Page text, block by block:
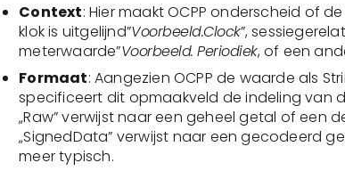
Context: Hier maakt OCPP onderscheid of
klok is uitgelijnd”Voorbeeld.Clock”,
meterwaarde”Voorbeeld. Periodiek, of een
Formaat: Aangezien OCPP de waarde als
specificeert dit opmaakveld de indeling van
„Raw” verwijst naar een geheel getal of een
„SignedData” verwijst naar een gecodeerd
meer typisch.